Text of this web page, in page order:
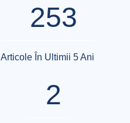
253
Articole În Ultimii 5 Ani
2